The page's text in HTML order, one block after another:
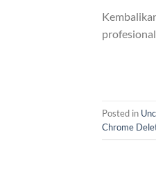
Posted in
Chrome